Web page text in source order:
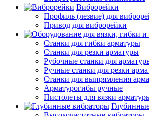
Виброрейки
Профиль (лезвие) для
Привод для виброрейки
Станки для гибки арматуры
Станки для резки арматуры
Рубочные станки для
Ручные станки для резки
Станки для выпрямления
Арматурогибы ручные
Пистолеты для вязки